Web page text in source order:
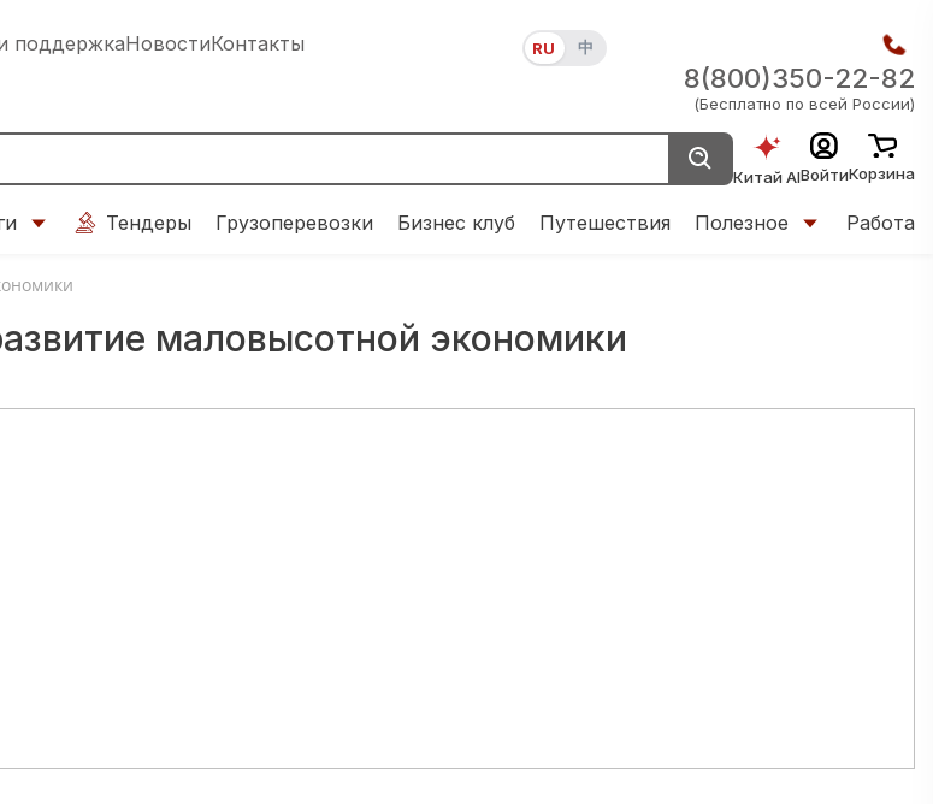
поддержкаНовостиКонтакты RU 中
8(800)350-22-82
(Бесплатно по всей России)
Китай AIВойтиКорзина
Тендеры Грузоперевозки Бизнес клуб Путешествия Полезное Работа
маловысотной экономики